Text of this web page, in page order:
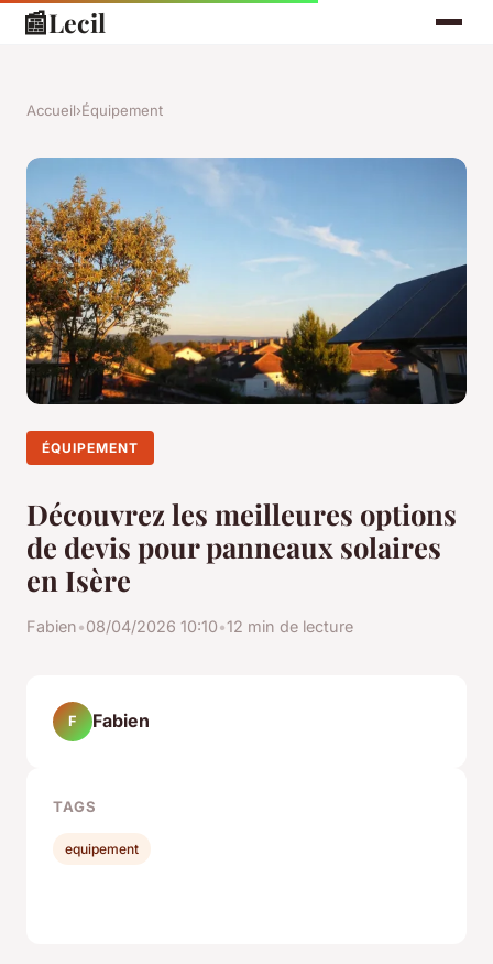
📰Lecil
Accueil›Équipement
ÉQUIPEMENT
Découvrez les meilleures options
de devis pour panneaux solaires
en Isère
Fabien•08/04/2026 10:10•12 min de lecture
F Fabien
TAGS
equipement